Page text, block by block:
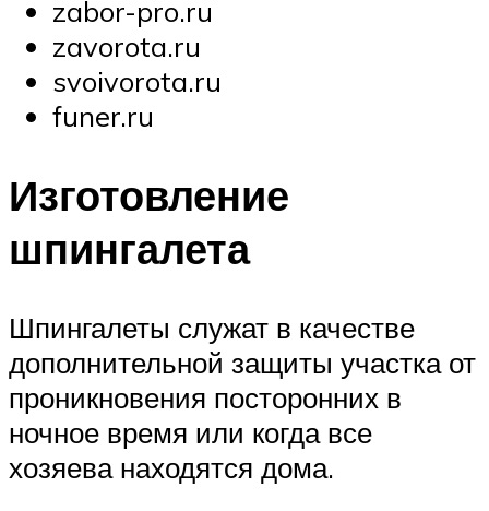
zabor-pro.ru
zavorota.ru
svoivorota.ru
funer.ru
Изготовление
шпингалета
Шпингалеты служат в качестве
дополнительной защиты участка от
проникновения посторонних в
ночное время или когда все
хозяева находятся дома.